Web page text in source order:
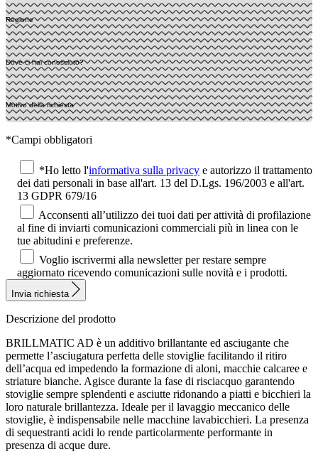
*Campi obbligatori
*Ho letto l'informativa sulla privacy e autorizzo il trattamento
dei dati personali in base all'art. 13 del D.Lgs. 196/2003 e all'art.
13 GDPR 679/16
Acconsenti all’utilizzo dei tuoi dati per attività di profilazione
al fine di inviarti comunicazioni commerciali più in linea con le
tue abitudini e preferenze.
Voglio iscrivermi alla newsletter per restare sempre
aggiornato ricevendo comunicazioni sulle novità e i prodotti.
Invia richiesta
Descrizione del prodotto
BRILLMATIC AD è un additivo brillantante ed asciugante che
permette l’asciugatura perfetta delle stoviglie facilitando il ritiro
dell’acqua ed impedendo la formazione di aloni, macchie calcaree e
striature bianche. Agisce durante la fase di risciacquo garantendo
stoviglie sempre splendenti e asciutte ridonando a piatti e bicchieri la
loro naturale brillantezza. Ideale per il lavaggio meccanico delle
stoviglie, è indispensabile nelle macchine lavabicchieri. La presenza
di sequestranti acidi lo rende particolarmente performante in
presenza di acque dure.